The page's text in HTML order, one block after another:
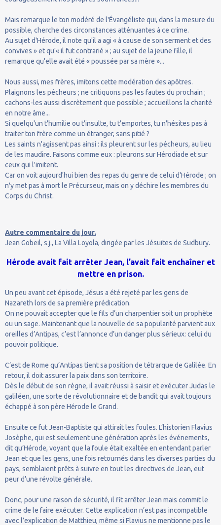
Mais remarque le ton modéré de l'Évangéliste qui, dans la mesure du
possible, cherche des circonstances atténuantes à ce crime.
Au sujet d'Hérode, il note qu'il a agi « à cause de son serment et des
convives » et qu'« il fut contrarié » ; au sujet de la jeune fille, il
remarque qu'elle avait été « poussée par sa mère »...
Nous aussi, mes frères, imitons cette modération des apôtres.
Plaignons les pécheurs ; ne critiquons pas les fautes du prochain ;
cachons-les aussi discrètement que possible ; accueillons la charité
en notre âme...
Si quelqu'un t'humilie ou t'insulte, tu t'emportes, tu n'hésites pas à
traiter ton frère comme un étranger, sans pitié ?
Les saints n'agissent pas ainsi : ils pleurent sur les pécheurs, au lieu
de les maudire. Faisons comme eux : pleurons sur Hérodiade et sur
ceux qui l'imitent.
Car on voit aujourd'hui bien des repas du genre de celui d'Hérode ; on
n'y met pas à mort le Précurseur, mais on y déchire les membres du
Corps du Christ.
Autre commentaire du jour.
Jean Gobeil, s.j., La Villa Loyola, dirigée par les Jésuites de Sudbury.
Hérode avait fait arrêter Jean, l’avait fait enchaîner et
mettre en prison.
Un peu avant cet épisode, Jésus a été rejeté par les gens de
Nazareth lors de sa première prédication.
On ne pouvait accepter que le fils d’un charpentier soit un prophète
ou un sage. Maintenant que la nouvelle de sa popularité parvient aux
oreilles d’Antipas, c’est l’annonce d’un danger plus sérieux: celui du
pouvoir politique.
C’est de Rome qu’Antipas tient sa position de tétrarque de Galilée. En
retour, il doit assurer la paix dans son territoire.
Dès le début de son règne, il avait réussi à saisir et exécuter Judas le
galiléen, une sorte de révolutionnaire et de bandit qui avait toujours
échappé à son père Hérode le Grand.
Ensuite ce fut Jean-Baptiste qui attirait les foules. L’historien Flavius
Josèphe, qui est seulement une génération après les événements,
dit qu’Hérode, voyant que la foule était exaltée en entendant parler
Jean et que les gens, une fois retournés dans les diverses parties du
pays, semblaient prêts à suivre en tout les directives de Jean, eut
peur d’une révolte générale.
Donc, pour une raison de sécurité, il fit arrêter Jean mais commit le
crime de le faire exécuter. Cette explication n’est pas incompatible
avec l’explication de Matthieu, même si Flavius ne mentionne pas le